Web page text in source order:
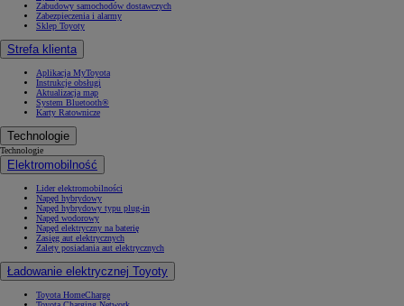
Zabudowy samochodów dostawczych
Zabezpieczenia i alarmy
Sklep Toyoty
Strefa klienta
Aplikacja MyToyota
Instrukcje obsługi
Aktualizacja map
System Bluetooth®
Karty Ratownicze
Technologie
Technologie
Elektromobilność
Lider elektromobilności
Napęd hybrydowy
Napęd hybrydowy typu plug-in
Napęd wodorowy
Napęd elektryczny na baterię
Zasięg aut elektrycznych
Zalety posiadania aut elektrycznych
Ładowanie elektrycznej Toyoty
Toyota HomeCharge